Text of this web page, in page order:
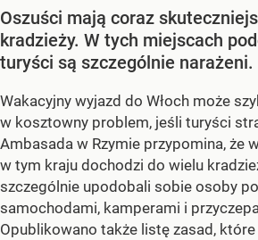
Oszuści mają coraz
kradzieży. W tych miejscach
turyści są szczególnie narażeni.
Wakacyjny wyjazd do Włoch może
w kosztowny problem, jeśli turyści
Ambasada w Rzymie przypomina, że
w tym kraju dochodzi do wielu
szczególnie upodobali sobie osoby
samochodami, kamperami i
Opublikowano także listę zasad,